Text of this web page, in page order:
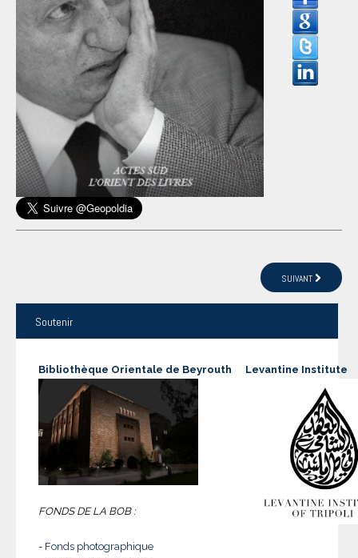
SUIVANT
Soutenir
Bibliothèque Orientale de Beyrouth
FONDS DE LA BOB :
- Fonds photographique
Levantine Institute